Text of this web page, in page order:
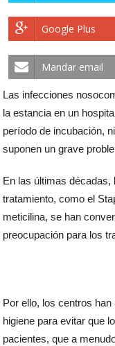
Google Plus
Mandar email
Las infecciones
la estancia en un
período de incubación,
suponen un grave
En las últimas
tratamiento, como el
meticilina, se han
preocupación para los
Por ello, los centros
higiene para evitar que
pacientes, que a